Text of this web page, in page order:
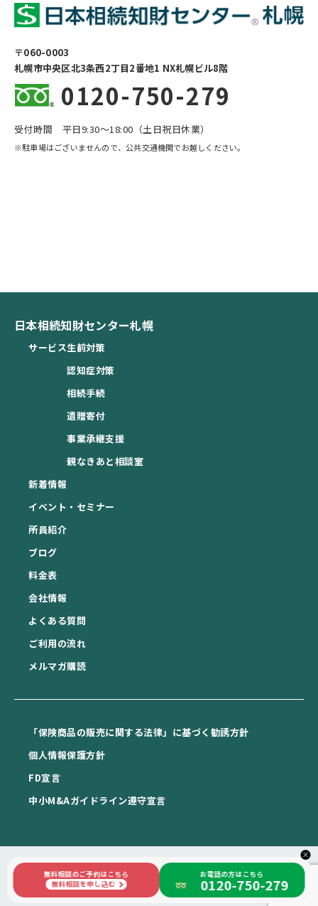
×
無料相談のご予約はこちら
無料相談を申し込む
お電話の方はこちら
0120-750-279
〒060-0003
札幌市中央区北3条西2丁目2番地1 NX札幌ビル8階
0120-750-279
受付時間 平日9:30〜18:00（土日祝日休業）
※駐車場はございませんので、公共交通機関でお越しください。
日本相続知財センター札幌
サービス生前対策
認知症対策
相続手続
遺贈寄付
事業承継支援
親なきあと相談室
新着情報
イベント・セミナー
所員紹介
ブログ
料金表
会社情報
よくある質問
ご利用の流れ
メルマガ購読
「保険商品の販売に関する法律」に基づく勧誘方針
個⼈情報保護⽅針
FD宣⾔
中⼩M&Aガイドライン遵守宣⾔
Copyright © 日本相続知財センター札幌 All rights reserved.